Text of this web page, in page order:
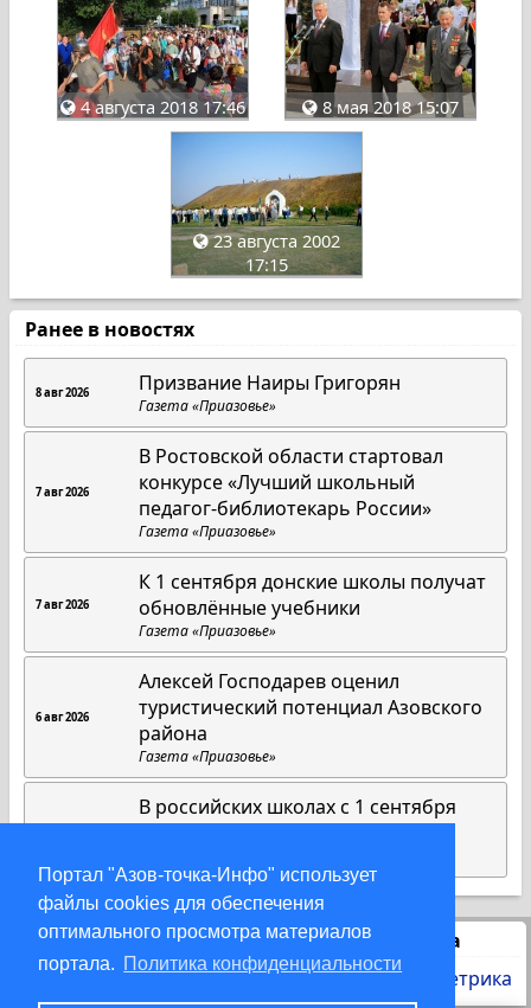
Портал "Азов-точка-Инфо" использует
файлы cookies для обеспечения
оптимального просмотра материалов
портала. Политика конфиденциальности
4 августа 2018 17:46 8 мая 2018 15:07
23 августа 2002
17:15
Ранее в новостях
8 авг 2026 Призвание Наиры Григорян
Газета «Приазовье»
7 авг 2026
В Ростовской области стартовал
конкурсе «Лучший школьный
педагог-библиотекарь России»
Газета «Приазовье»
7 авг 2026
К 1 сентября донские школы получат
обновлённые учебники
Газета «Приазовье»
6 авг 2026
Алексей Господарев оценил
туристический потенциал Азовского
района
Газета «Приазовье»
В российских школах с 1 сентября
Статистика